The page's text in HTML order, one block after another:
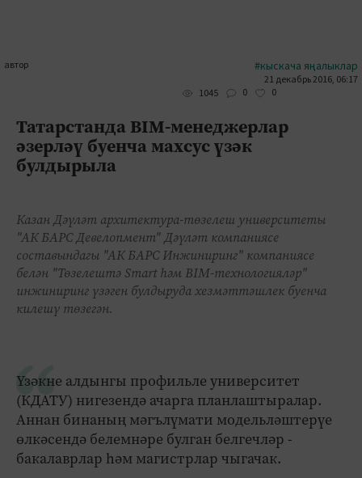
автор #кыскача яңалыклар
21 декабрь 2016, 06:17
1045
0 0
Татарстанда BIM-менеджерлар
әзерләү буенча махсус үзәк
булдырыла
Казан Дәүләт архитектура-төзелеш университеты
"АК БАРС Девелопмент" Дәүләт компаниясе
составындагы "АК БАРС Инжиниринг" компаниясе
белән "Төзелештә Smart һәм BIM-технологияләр"
инжиниринг үзәген булдыруда хезмәттәшлек буенча
килешү төзегән.
Үзәкне алдынгы профильле университет
(КДАТУ) нигезендә ачарга планлаштыралар.
Аннан бинаның мәгълүмати модельләштерүе
өлкәсендә белемнәре булган белгечләр -
бакалаврлар һәм магистрлар чыгачак.